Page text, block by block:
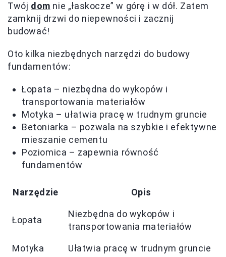
Twój dom nie „łaskocze” w górę i w dół. Zatem
zamknij drzwi do niepewności i zacznij
budować!
Oto kilka niezbędnych narzędzi do budowy
fundamentów:
Łopata – niezbędna do wykopów i
transportowania materiałów
Motyka – ułatwia pracę w trudnym gruncie
Betoniarka – pozwala na szybkie i efektywne
mieszanie cementu
Poziomica – zapewnia równość
fundamentów
Narzędzie Opis
Łopata
Niezbędna do wykopów i
transportowania materiałów
Motyka Ułatwia pracę w trudnym gruncie